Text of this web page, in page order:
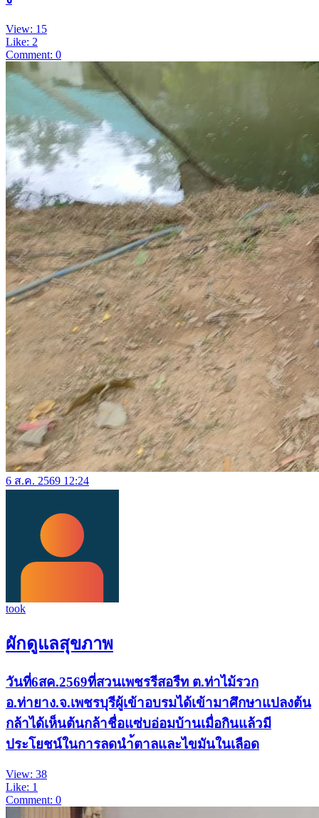
View: 15
Like: 2
Comment: 0
6 ส.ค. 2569 12:24
took
ผักดูแลสุขภาพ
วันที่6สค.2569ที่สวนเพชรรีสอรืท ต.ท่าไม้รวก
อ.ท่ายาง.จ.เพชรบุรีผู้เข้าอบรมได้เข้ามาศึกษาแปลงต้น
กล้าได้เห็นต้นกล้าชื่อแซ่บอ่อมบ้านเมื่อกินแล้วมี
ประโยชน์ในการลดนำ้ตาลและไขมันในเลือด
View: 38
Like: 1
Comment: 0